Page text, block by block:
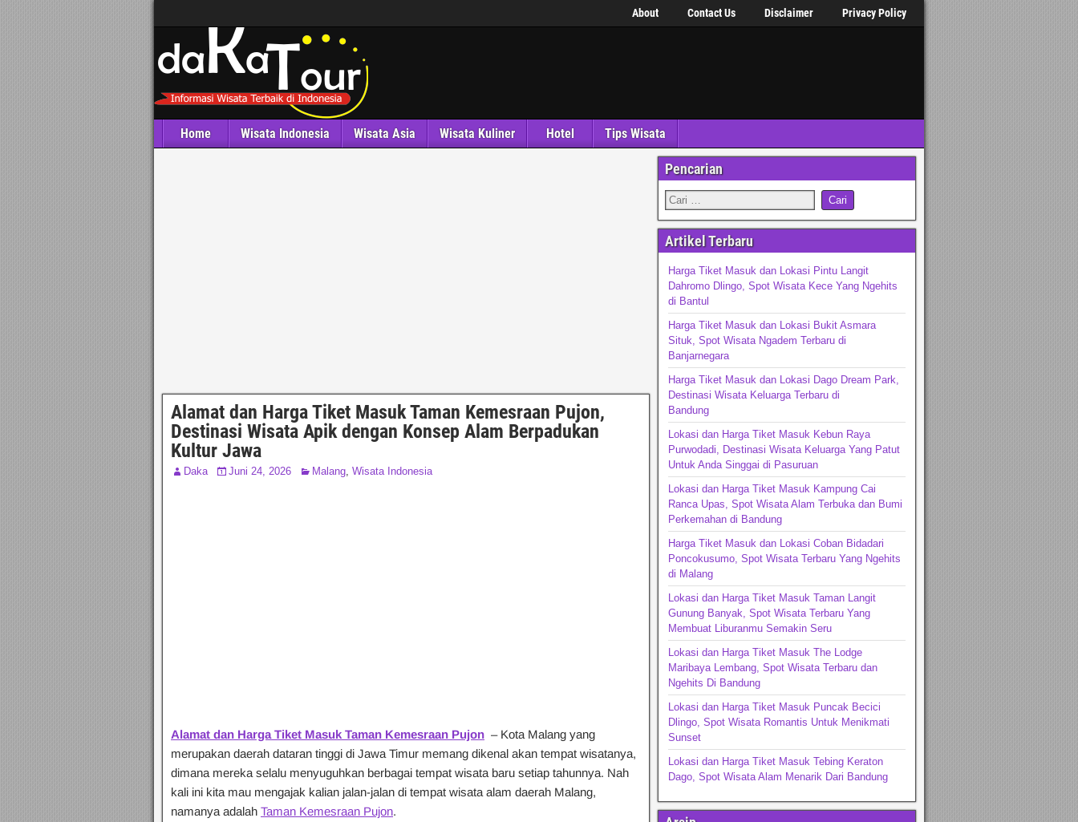
About Contact Us Disclaimer Privacy Policy
Home Wisata Indonesia Wisata Asia Wisata Kuliner Hotel Tips Wisata
Alamat dan Harga Tiket Masuk Taman Kemesraan Pujon,
Destinasi Wisata Apik dengan Konsep Alam Berpadukan
Kultur Jawa
Daka Juni 24, 2026 Malang, Wisata Indonesia
Alamat dan Harga Tiket Masuk Taman Kemesraan Pujon – Kota Malang yang
merupakan daerah dataran tinggi di Jawa Timur memang dikenal akan tempat wisatanya,
dimana mereka selalu menyuguhkan berbagai tempat wisata baru setiap tahunnya. Nah
kali ini kita mau mengajak kalian jalan-jalan di tempat wisata alam daerah Malang,
namanya adalah Taman Kemesraan Pujon.
Pencarian
Artikel Terbaru
Harga Tiket Masuk dan Lokasi Pintu Langit
Dahromo Dlingo, Spot Wisata Kece Yang Ngehits
di Bantul
Harga Tiket Masuk dan Lokasi Bukit Asmara
Situk, Spot Wisata Ngadem Terbaru di
Banjarnegara
Harga Tiket Masuk dan Lokasi Dago Dream Park,
Destinasi Wisata Keluarga Terbaru di
Bandung
Lokasi dan Harga Tiket Masuk Kebun Raya
Purwodadi, Destinasi Wisata Keluarga Yang Patut
Untuk Anda Singgai di Pasuruan
Lokasi dan Harga Tiket Masuk Kampung Cai
Ranca Upas, Spot Wisata Alam Terbuka dan Bumi
Perkemahan di Bandung
Harga Tiket Masuk dan Lokasi Coban Bidadari
Poncokusumo, Spot Wisata Terbaru Yang Ngehits
di Malang
Lokasi dan Harga Tiket Masuk Taman Langit
Gunung Banyak, Spot Wisata Terbaru Yang
Membuat Liburanmu Semakin Seru
Lokasi dan Harga Tiket Masuk The Lodge
Maribaya Lembang, Spot Wisata Terbaru dan
Ngehits Di Bandung
Lokasi dan Harga Tiket Masuk Puncak Becici
Dlingo, Spot Wisata Romantis Untuk Menikmati
Sunset
Lokasi dan Harga Tiket Masuk Tebing Keraton
Dago, Spot Wisata Alam Menarik Dari Bandung